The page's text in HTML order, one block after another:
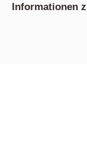
Informationen